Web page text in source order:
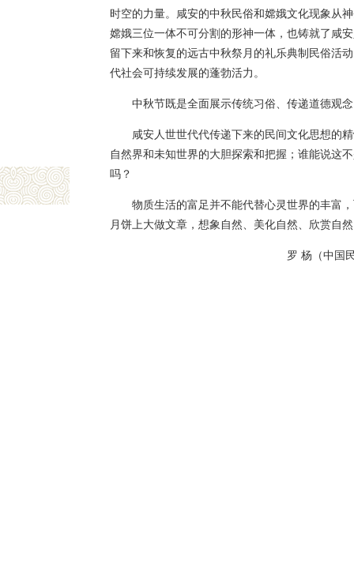
时空的力量。咸安的中秋民俗和嫦娥文化现象从
嫦娥三位一体不可分割的形神一体，也铸就了咸
留下来和恢复的远古中秋祭月的礼乐典制民俗活
代社会可持续发展的蓬勃活力。
中秋节既是全面展示传统习俗、传递道德观
咸安人世世代代传递下来的民间文化思想的
自然界和未知世界的大胆探索和把握；谁能说这
吗？
物质生活的富足并不能代替心灵世界的丰富
月饼上大做文章，想象自然、美化自然、欣赏自
罗 杨（中国民协分党组